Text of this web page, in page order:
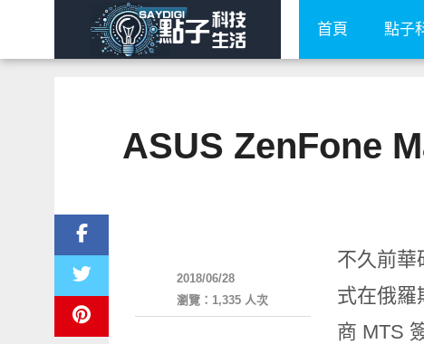
首頁 點子
ASUS ZenFone
不久前華
式在俄羅
商 MTS
2018/06/28
瀏覽：1,335 人次